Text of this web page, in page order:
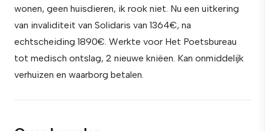
wonen, geen huisdieren, ik rook niet. Nu een uitkering
van invaliditeit van Solidaris van 1364€, na
echtscheiding 1890€. Werkte voor Het Poetsbureau
tot medisch ontslag, 2 nieuwe kniëen. Kan onmiddelijk
verhuizen en waarborg betalen.